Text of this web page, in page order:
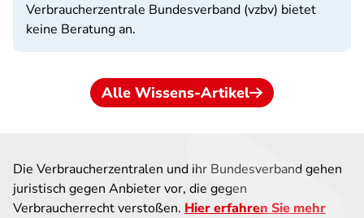
Verbraucherzentrale Bundesverband (vzbv) bietet
keine Beratung an.
Alle Wissens-Artikel
Die Verbraucherzentralen und ihr Bundesverband gehen
juristisch gegen Anbieter vor, die gegen
Verbraucherrecht verstoßen. Hier erfahren Sie mehr